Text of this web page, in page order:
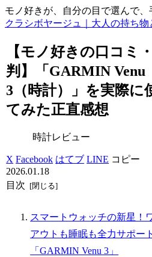
モノ好きが、自分の目で選んで、
クラシボヤージュ｜大人の持ち
【モノ好きの口コミ
判】「GARMIN Venu
3（時計）」を実際に
てみた正直感想
時計レビュー
X Facebook はてブ LINE コピー
2026.01.18
目次
スマートウォッチの新星！
アウトも睡眠も全力サポート
「GARMIN Venu 3」